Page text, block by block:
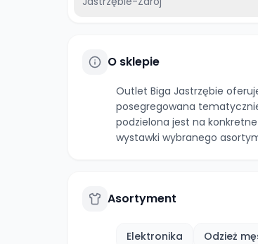
O sklepie
Outlet Biga Jastrzębie
posegregowana
podzielona jest na
wystawki wybranego
Asortyment
Elektronika Odzież